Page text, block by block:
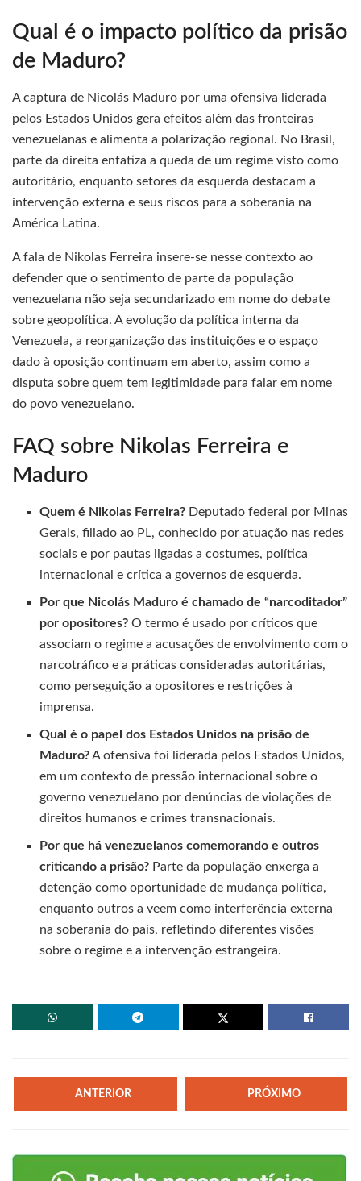
Qual é o impacto político da prisão
de Maduro?
A captura de Nicolás Maduro por uma ofensiva liderada
pelos Estados Unidos gera efeitos além das fronteiras
venezuelanas e alimenta a polarização regional. No Brasil,
parte da direita enfatiza a queda de um regime visto como
autoritário, enquanto setores da esquerda destacam a
intervenção externa e seus riscos para a soberania na
América Latina.
A fala de Nikolas Ferreira insere-se nesse contexto ao
defender que o sentimento de parte da população
venezuelana não seja secundarizado em nome do debate
sobre geopolítica. A evolução da política interna da
Venezuela, a reorganização das instituições e o espaço
dado à oposição continuam em aberto, assim como a
disputa sobre quem tem legitimidade para falar em nome
do povo venezuelano.
FAQ sobre Nikolas Ferreira e
Maduro
Quem é Nikolas Ferreira? Deputado federal por Minas
Gerais, filiado ao PL, conhecido por atuação nas redes
sociais e por pautas ligadas a costumes, política
internacional e crítica a governos de esquerda.
Por que Nicolás Maduro é chamado de “narcoditador”
por opositores? O termo é usado por críticos que
associam o regime a acusações de envolvimento com o
narcotráfico e a práticas consideradas autoritárias,
como perseguição a opositores e restrições à
imprensa.
Qual é o papel dos Estados Unidos na prisão de
Maduro?A ofensiva foi liderada pelos Estados Unidos,
em um contexto de pressão internacional sobre o
governo venezuelano por denúncias de violações de
direitos humanos e crimes transnacionais.
Por que há venezuelanos comemorando e outros
criticando a prisão? Parte da população enxerga a
detenção como oportunidade de mudança política,
enquanto outros a veem como interferência externa
na soberania do país, refletindo diferentes visões
sobre o regime e a intervenção estrangeira.
ANTERIOR PRÓXIMO